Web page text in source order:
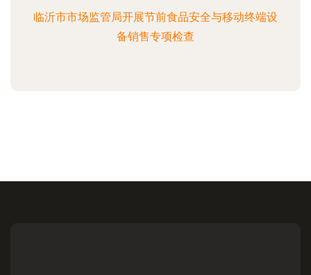
临沂市市场监管局开展节前食品安全与移动终端设
备销售专项检查